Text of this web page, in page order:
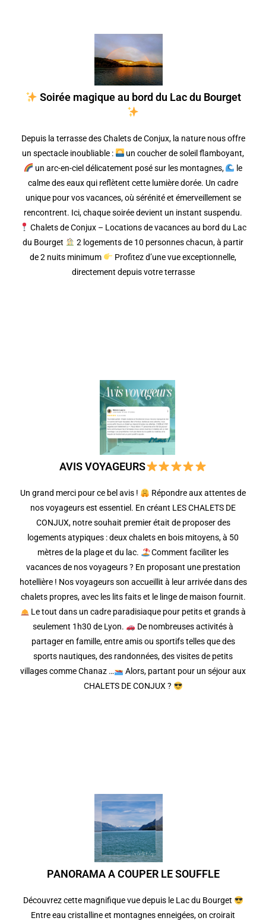
Soirée magique au bord du Lac du Bourget
Depuis la terrasse des Chalets de Conjux, la nature nous offre
un spectacle inoubliable :
un coucher de soleil flamboyant,
un arc-en-ciel délicatement posé sur les montagnes,
le
calme des eaux qui reflètent cette lumière dorée. Un cadre
unique pour vos vacances, où sérénité et émerveillement se
rencontrent. Ici, chaque soirée devient un instant suspendu.
Chalets de Conjux – Locations de vacances au bord du Lac
du Bourget
2 logements de 10 personnes chacun, à partir
de 2 nuits minimum
Profitez d’une vue exceptionnelle,
directement depuis votre terrasse
AVIS VOYAGEURS
Un grand merci pour ce bel avis !
Répondre aux attentes de
nos voyageurs est essentiel. En créant LES CHALETS DE
CONJUX, notre souhait premier était de proposer des
logements atypiques : deux chalets en bois mitoyens, à 50
mètres de la plage et du lac.
Comment faciliter les
vacances de nos voyageurs ? En proposant une prestation
hotellière ! Nos voyageurs son accueillit à leur arrivée dans des
chalets propres, avec les lits faits et le linge de maison fournit.
Le tout dans un cadre paradisiaque pour petits et grands à
seulement 1h30 de Lyon.
De nombreuses activités à
partager en famille, entre amis ou sportifs telles que des
sports nautiques, des randonnées, des visites de petits
villages comme Chanaz …
Alors, partant pour un séjour aux
CHALETS DE CONJUX ?
PANORAMA A COUPER LE SOUFFLE
Découvrez cette magnifique vue depuis le Lac du Bourget
Entre eau cristalline et montagnes enneigées, on croirait